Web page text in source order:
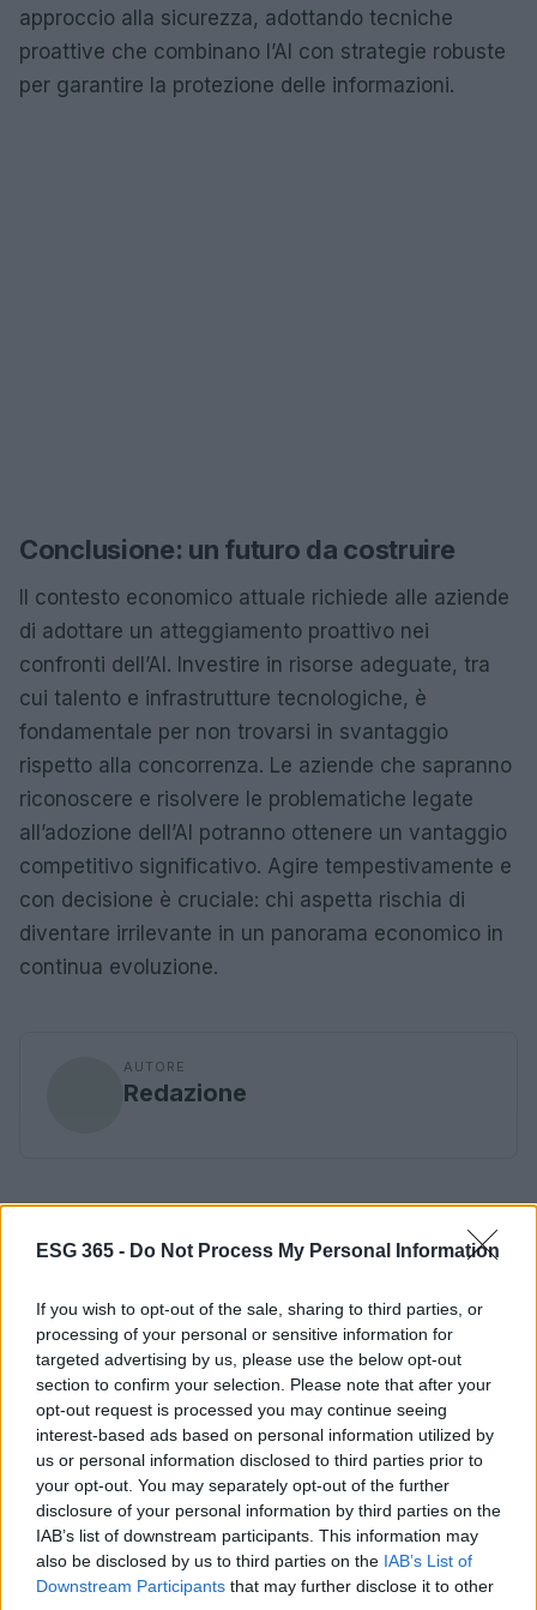
ESG 365 - Do Not Process My Personal Information
If you wish to opt-out of the sale, sharing to third parties, or
processing of your personal or sensitive information for
targeted advertising by us, please use the below opt-out
section to confirm your selection. Please note that after your
opt-out request is processed you may continue seeing
interest-based ads based on personal information utilized by
us or personal information disclosed to third parties prior to
your opt-out. You may separately opt-out of the further
disclosure of your personal information by third parties on the
IAB’s list of downstream participants. This information may
also be disclosed by us to third parties on the IAB’s List of
Downstream Participants that may further disclose it to other
approccio alla sicurezza, adottando tecniche
proattive che combinano l’AI con strategie robuste
per garantire la protezione delle informazioni.
Conclusione: un futuro da costruire
Il contesto economico attuale richiede alle aziende
di adottare un atteggiamento proattivo nei
confronti dell’AI. Investire in risorse adeguate, tra
cui talento e infrastrutture tecnologiche, è
fondamentale per non trovarsi in svantaggio
rispetto alla concorrenza. Le aziende che sapranno
riconoscere e risolvere le problematiche legate
all’adozione dell’AI potranno ottenere un vantaggio
competitivo significativo. Agire tempestivamente e
con decisione è cruciale: chi aspetta rischia di
diventare irrilevante in un panorama economico in
continua evoluzione.
AUTORE
Redazione